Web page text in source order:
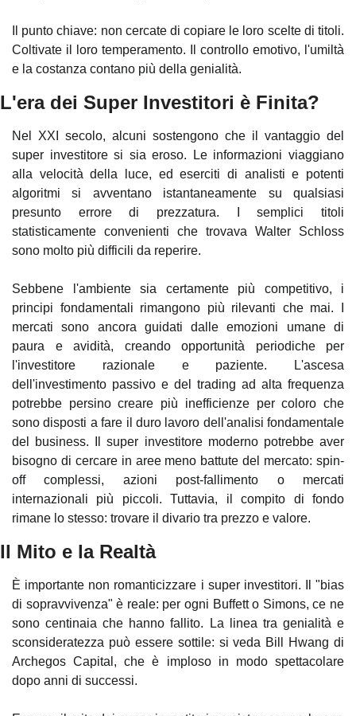
Il punto chiave: non cercate di copiare le loro scelte di titoli.
Coltivate il loro temperamento. Il controllo emotivo, l'umiltà
e la costanza contano più della genialità.
L'era dei Super Investitori è Finita?
Nel XXI secolo, alcuni sostengono che il vantaggio del
super investitore si sia eroso. Le informazioni viaggiano
alla velocità della luce, ed eserciti di analisti e potenti
algoritmi si avventano istantaneamente su qualsiasi
presunto errore di prezzatura. I semplici titoli
statisticamente convenienti che trovava Walter Schloss
sono molto più difficili da reperire.
Sebbene l'ambiente sia certamente più competitivo, i
principi fondamentali rimangono più rilevanti che mai. I
mercati sono ancora guidati dalle emozioni umane di
paura e avidità, creando opportunità periodiche per
l'investitore razionale e paziente. L'ascesa
dell'investimento passivo e del trading ad alta frequenza
potrebbe persino creare più inefficienze per coloro che
sono disposti a fare il duro lavoro dell'analisi fondamentale
del business. Il super investitore moderno potrebbe aver
bisogno di cercare in aree meno battute del mercato: spin-
off complessi, azioni post-fallimento o mercati
internazionali più piccoli. Tuttavia, il compito di fondo
rimane lo stesso: trovare il divario tra prezzo e valore.
Il Mito e la Realtà
È importante non romanticizzare i super investitori. Il "bias
di sopravvivenza" è reale: per ogni Buffett o Simons, ce ne
sono centinaia che hanno fallito. La linea tra genialità e
sconsideratezza può essere sottile: si veda Bill Hwang di
Archegos Capital, che è imploso in modo spettacolare
dopo anni di successi.